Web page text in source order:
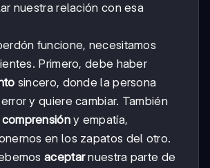
nuestra relación con esa
funcione, necesitamos
Primero, debe haber
sincero, donde la persona
y quiere cambiar. También
comprensióny empatía,
en los zapatos del otro.
aceptarnuestra parte de